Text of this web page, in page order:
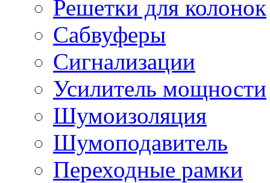
Решетки для колонок
Сабвуферы
Сигнализации
Усилитель мощности
Шумоизоляция
Шумоподавитель
Переходные рамки